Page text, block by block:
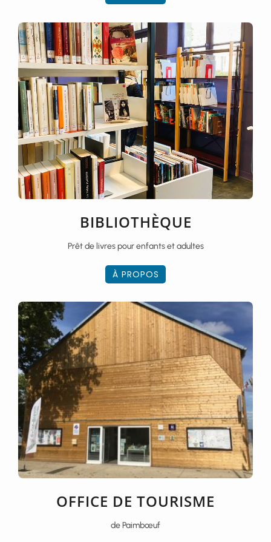
BIBLIOTHÈQUE
Prêt de livres pour enfants et adultes
À PROPOS
OFFICE DE TOURISME
de Paimbœuf